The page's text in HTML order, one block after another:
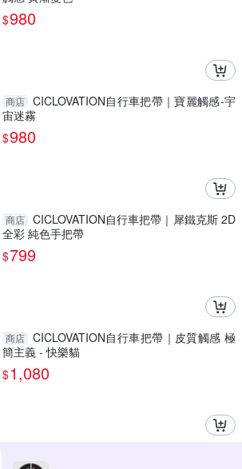
$980
商店 CICLOVATION自行車把帶｜寶麗觸感-宇
宙迷霧
$980
商店 CICLOVATION自行車把帶｜犀鐵克斯 2D
全彩 純色手把帶
$799
商店 CICLOVATION自行車把帶｜皮質觸感 極
簡主義 - 快樂貓
$1,080